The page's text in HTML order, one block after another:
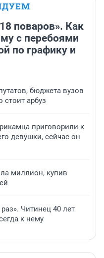
поваров». Как
с перебоями
по графику и
бюджета вузов
арбуз
приговорили к
девушки, сейчас он
миллион, купив
Читинец 40 лет
к нему